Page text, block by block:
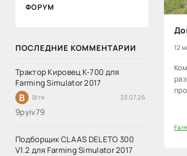
ФОРУМ
ПОСЛЕДНИЕ КОММЕНТАРИИ
Трактор Кировец К-700 для
Farming Simulator 2017
В Вітя 23.07.26
9руіv79
Подборщик CLAAS DELETO 300
V1.2 для Farming Simulator 2017
12